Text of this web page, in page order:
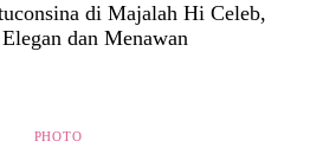
di Majalah Hi Celeb,
dan Menawan
PHOTO